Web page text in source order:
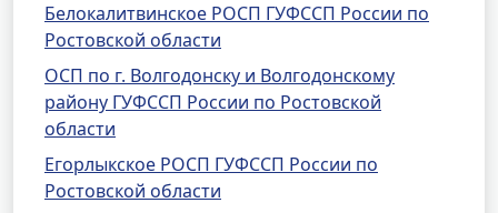
Белокалитвинское РОСП ГУФССП России по
Ростовской области
ОСП по г. Волгодонску и Волгодонскому
району ГУФССП России по Ростовской
области
Егорлыкское РОСП ГУФССП России по
Ростовской области